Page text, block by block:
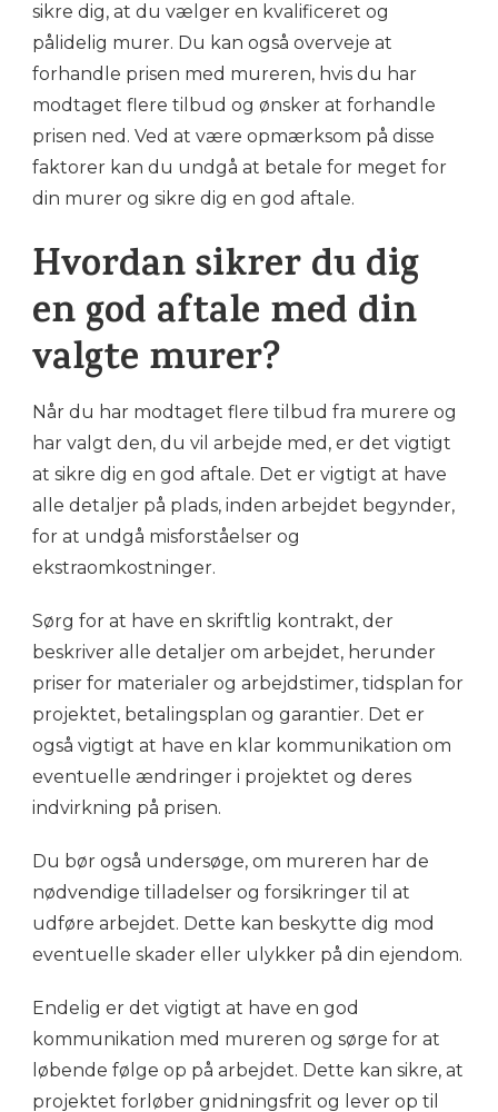
sikre dig, at du vælger en kvalificeret og
pålidelig murer. Du kan også overveje at
forhandle prisen med mureren, hvis du har
modtaget flere tilbud og ønsker at forhandle
prisen ned. Ved at være opmærksom på disse
faktorer kan du undgå at betale for meget for
din murer og sikre dig en god aftale.
Hvordan sikrer du dig
en god aftale med din
valgte murer?
Når du har modtaget flere tilbud fra murere og
har valgt den, du vil arbejde med, er det vigtigt
at sikre dig en god aftale. Det er vigtigt at have
alle detaljer på plads, inden arbejdet begynder,
for at undgå misforståelser og
ekstraomkostninger.
Sørg for at have en skriftlig kontrakt, der
beskriver alle detaljer om arbejdet, herunder
priser for materialer og arbejdstimer, tidsplan for
projektet, betalingsplan og garantier. Det er
også vigtigt at have en klar kommunikation om
eventuelle ændringer i projektet og deres
indvirkning på prisen.
Du bør også undersøge, om mureren har de
nødvendige tilladelser og forsikringer til at
udføre arbejdet. Dette kan beskytte dig mod
eventuelle skader eller ulykker på din ejendom.
Endelig er det vigtigt at have en god
kommunikation med mureren og sørge for at
løbende følge op på arbejdet. Dette kan sikre, at
projektet forløber gnidningsfrit og lever op til